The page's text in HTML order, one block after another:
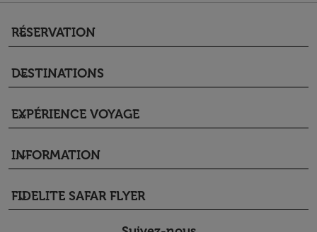
RÉSERVATION
keyboard_arrow_down
DESTINATIONS
keyboard_arrow_down
EXPÉRIENCE VOYAGE
keyboard_arrow_down
INFORMATION
keyboard_arrow_down
FIDELITE SAFAR FLYER
keyboard_arrow_down